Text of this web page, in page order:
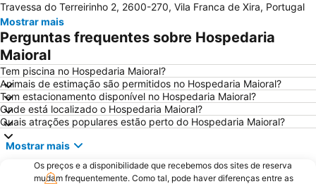
Parque Eduardo VII
Praça de Touros de Campo Pequeno
Praia das Azenhas do Mar
Estação de Caminhos de Ferro de Sete Rios
Belém
Marquês de Pombal
Areia Branca
Lagoa de Óbidos
Estádio do Restelo
Praia das Maçãs
Fonte da Telha
Praia da Ericeira
Campo Grande
Alcântara
Praia da Caparica
Chiado
Travessa do Terreirinho 2, 2600-270, Vila Franca de Xira, Portugal
Mostrar mais
Perguntas frequentes sobre Hospedaria
Maioral
Tem piscina no Hospedaria Maioral?
Animais de estimação são permitidos no Hospedaria Maioral?
Tem estacionamento disponível no Hospedaria Maioral?
Onde está localizado o Hospedaria Maioral?
Quais atrações populares estão perto do Hospedaria Maioral?
Mostrar mais
Os preços e a disponibilidade que recebemos dos sites de reserva
mudam frequentemente. Como tal, pode haver diferenças entre as